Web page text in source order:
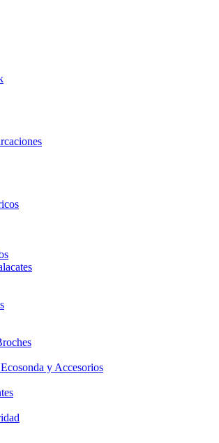
y Accesorios